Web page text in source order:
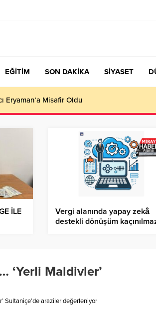
EĞİTİM SON DAKİKA SİYASET
Eryaman’a Misafir Oldu
İLE
Vergi alanında yapay zekâ
destekli dönüşüm
‘Yerli Maldivler’
Sultaniçe’de araziler değerleniyor